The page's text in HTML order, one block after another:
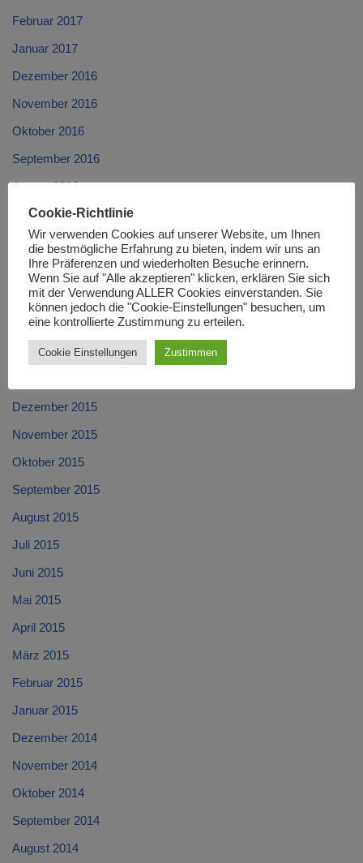
Februar 2017
Januar 2017
Dezember 2016
November 2016
Oktober 2016
September 2016
August 2016
Juli 2016
Juni 2016
Mai 2016
April 2016
März 2016
Februar 2016
Dezember 2015
November 2015
Oktober 2015
September 2015
August 2015
Juli 2015
Juni 2015
Mai 2015
April 2015
März 2015
Februar 2015
Januar 2015
Dezember 2014
November 2014
Oktober 2014
September 2014
August 2014
Cookie-Richtlinie
Wir verwenden Cookies auf unserer Website, um Ihnen
die bestmögliche Erfahrung zu bieten, indem wir uns an
Ihre Präferenzen und wiederholten Besuche erinnern.
Wenn Sie auf "Alle akzeptieren" klicken, erklären Sie sich
mit der Verwendung ALLER Cookies einverstanden. Sie
können jedoch die "Cookie-Einstellungen" besuchen, um
eine kontrollierte Zustimmung zu erteilen.
Cookie Einstellungen Zustimmen